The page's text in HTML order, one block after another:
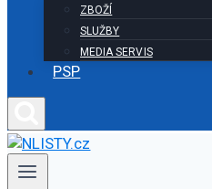
ZBOŽÍ
SLUŽBY
MEDIA SERVIS
PSP